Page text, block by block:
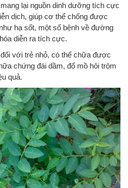
lại nguồn dinh dưỡng tích cực
dịch, giúp cơ thể chống được
hạ sốt, một số bệnh về đường
diễn ra tích cực.
với trẻ nhỏ, có thể chữa được
chứng đái dầm, đổ mồ hôi trộm
quả.